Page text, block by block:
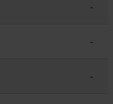
-
-
-